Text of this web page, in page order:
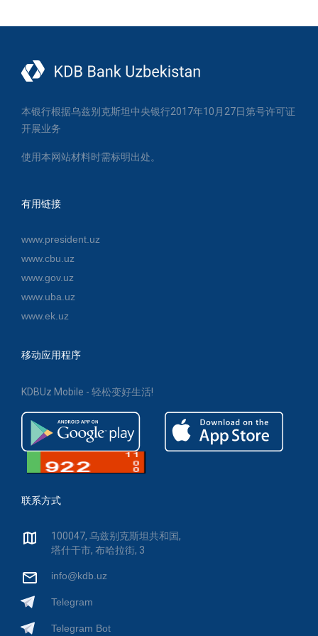
本银行根据乌兹别克斯坦中央银行2017年10月27日第号许可证
开展业务
使用本网站材料时需标明出处。
有用链接
www.president.uz
www.cbu.uz
www.gov.uz
www.uba.uz
www.ek.uz
移动应用程序
KDBUz Mobile - 轻松变好生活!
联系方式
100047, 乌兹别克斯坦共和国,
塔什干市, 布哈拉街, 3
info@kdb.uz
Telegram
Telegram Bot